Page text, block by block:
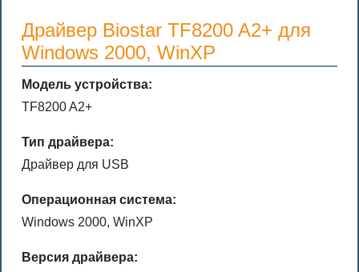
Драйвер Biostar TF8200 A2+ для
Windows 2000, WinXP
Модель устройства:
TF8200 A2+
Тип драйвера:
Драйвер для USB
Операционная система:
Windows 2000, WinXP
Версия драйвера: